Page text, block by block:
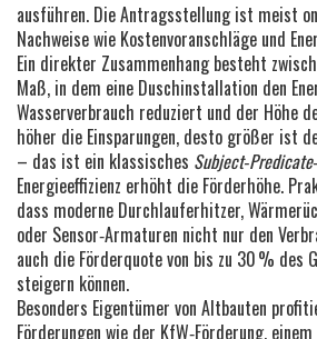
ausführen. Die Antragsstellung ist meist
Nachweise wie Kostenvoranschläge und
Ein direkter Zusammenhang besteht
Maß, in dem eine Duschinstallation den
Wasserverbrauch reduziert und der Höhe
höher die Einsparungen, desto größer ist
– das ist ein klassisches
Energieeffizienz erhöht die Förderhöhe.
dass moderne Durchlauferhitzer,
oder Sensor‑Armaturen nicht nur den
auch die Förderquote von bis zu 30 % des
steigern können.
Besonders Eigentümer von Altbauten
Förderungen wie der KfW‑Förderung,